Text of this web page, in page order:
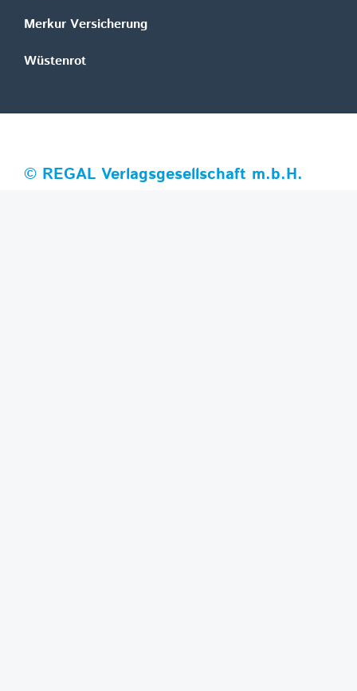
Merkur Versicherung
Wüstenrot
© REGAL Verlagsgesellschaft m.b.H.